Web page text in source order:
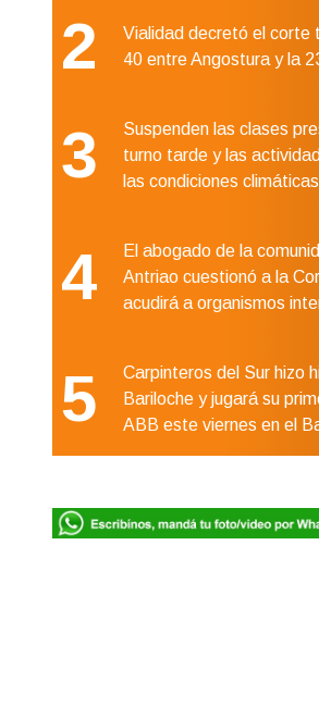
2
Vialidad decretó el corte
40 entre Angostura y la
3
Suspenden las clases
turno tarde y las
las condiciones climáticas
4
El abogado de la
Antriao cuestionó a la
acudirá a organismos
5
Carpinteros del Sur hizo
Bariloche y jugará su
ABB este viernes en el